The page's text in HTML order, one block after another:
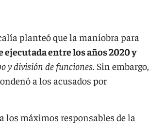
planteó que la maniobra para
ejecutada entre los años 2020 y
y división de funciones. Sin embargo,
a los acusados por
los máximos responsables de la